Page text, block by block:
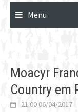
Menu
Moacyr
Country em
21:00 06/04/2017